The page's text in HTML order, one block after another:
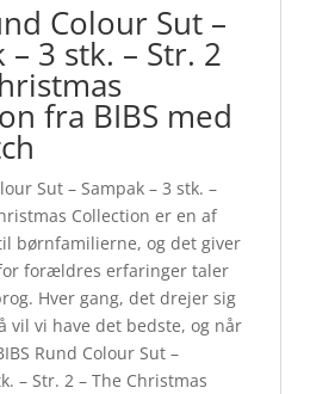
Colour Sut –
– 3 stk. – Str. 2
fra BIBS med
Sut – Sampak – 3 stk. –
Collection er en af
børnfamilierne, og det giver
forældres erfaringer taler
Hver gang, det drejer sig
vil vi have det bedste, og når
Rund Colour Sut –
– Str. 2 – The Christmas